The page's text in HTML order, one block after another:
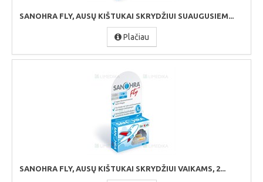
SANOHRA FLY, AUSŲ KIŠTUKAI SKRYDŽIUI SUAUGUSIEM...
Plačiau
SANOHRA FLY, AUSŲ KIŠTUKAI SKRYDŽIUI VAIKAMS, 2...